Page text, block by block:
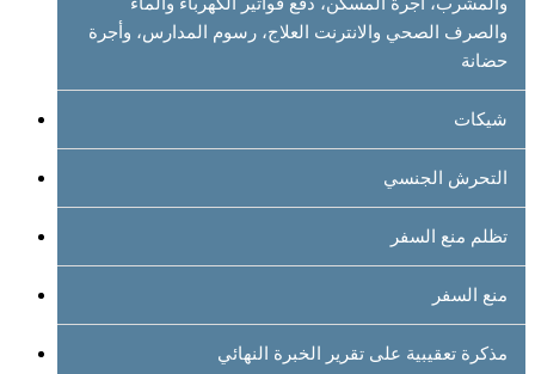
والصرف الصحي والانترنت العلاج، رسوم المدارس، وأجرة
حضانة
شيكات
التحرش الجنسي
تظلم منع السفر
منع السفر
مذكرة تعقيبية على تقرير الخبرة النهائي